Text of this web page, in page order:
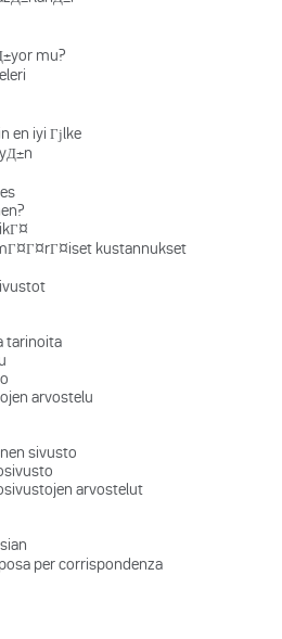
mu?
en iyi Гјlke
kustannukset
tarinoita
arvostelu
sivusto
arvostelut
per corrispondenza